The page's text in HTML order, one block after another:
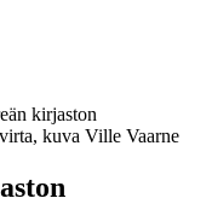
kirjaston
kuva Ville Vaarne